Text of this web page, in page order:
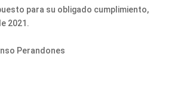
para su obligado cumplimiento,
2021.
Perandones